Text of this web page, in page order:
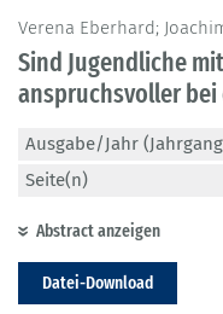
Verena Eberhard;
Sind Jugendliche
anspruchsvoller
Ausgabe/Jahr
Seite(n)
Abstract anzeigen
Datei-Download